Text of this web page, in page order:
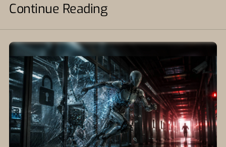
Continue Reading